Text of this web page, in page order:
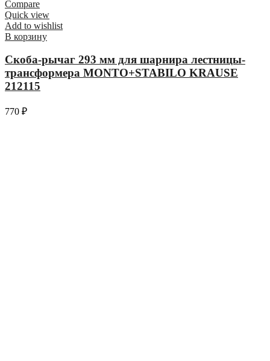
Compare
Quick view
Add to wishlist
В корзину
Скоба-рычаг 293 мм для шарнира лестницы-
трансформера MONTO+STABILO KRAUSE
212115
770 ₽